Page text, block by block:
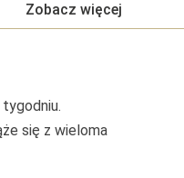
Zobacz więcej
się z wieloma